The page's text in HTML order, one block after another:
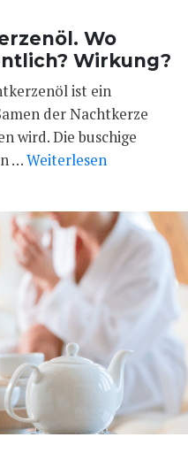
Wo
Wirkung?
ist ein
der Nachtkerze
wird. Die buschige
…Weiterlesen